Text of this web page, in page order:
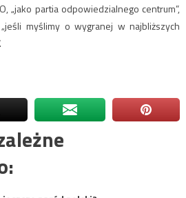
„jako partia odpowiedzialnego centrum”,
myślimy o wygranej w najbliższych